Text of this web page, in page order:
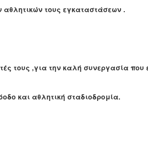
τους εγκαταστάσεων .
τους ,για την καλή συνεργασία που
και αθλητική σταδιοδρομία.